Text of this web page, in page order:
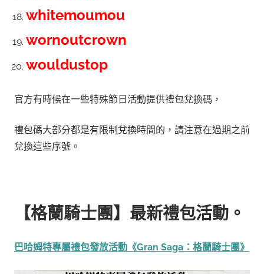
whitemoumou
wornoutcrown
wouldustop
官方有時候在一些特殊節日活動提供禮包兌換碼，
禮包碼大部分都是有限制兌換時間的，請注意在過期之前
兌換這些序號。
【格蘭騎士團】最新禮包活動。
巴哈姆特專屬禮包發放活動 《Gran Saga：格蘭騎士團》